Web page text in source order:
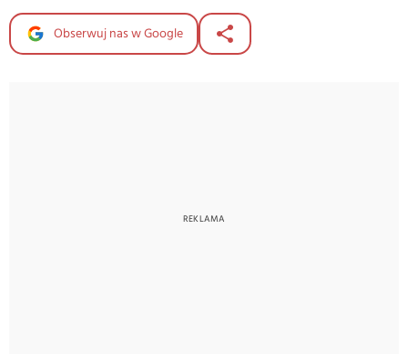
Obserwuj nas w Google